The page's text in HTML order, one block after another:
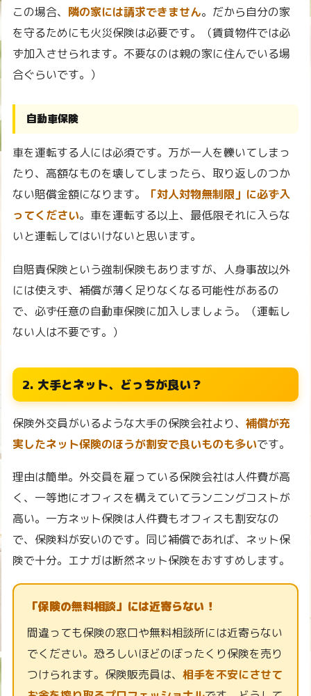
この場合、 隣の家には請求できません。だから自分の家
を守るためにも火災保険は必要です。（賃貸物件では必
ず加入させられます。不要なのは親の家に住んでいる場
合ぐらいです。）
自動車保険
車を運転する人には必須です。万が一人を轢いてしまっ
たり、高額なものを壊してしまったら、取り返しのつか
ない賠償金額になります。
「対人対物無制限」に必ず入
ってください。車を運転する以上、最低限それに入らな
いと運転してはいけないと思います。
自賠責保険という強制保険もありますが、人身事故以外
には使えず、補償が薄く足りなくなる可能性があるの
で、必ず任意の自動車保険に加入しましょう。（運転し
ない人は不要です。）
2. 大手とネット、どっちが良い？
保険外交員がいるような大手の保険会社より、補償が充
実したネット保険のほうが割安で良いものも多いです。
理由は簡単。外交員を雇っている保険会社は人件費が高
く、一等地にオフィスを構えていてランニングコストが
高い。一方ネット保険は人件費もオフィスも割安なの
で、保険料が安いのです。同じ補償であれば、ネット保
険で十分。エナガは断然ネット保険をおすすめします。
「保険の無料相談」には近寄らない！
間違っても保険の窓口や無料相談所には近寄らない
でください。恐ろしいほどのぼったくり保険を売り
つけられます。保険販売員は、相手を不安にさせて